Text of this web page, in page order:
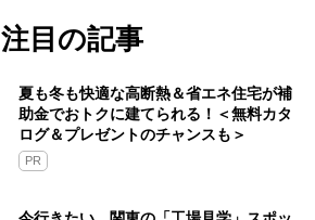
注目の記事
夏も冬も快適な高断熱＆省エネ住宅が補
助金でおトクに建てられる！＜無料カタ
ログ＆プレゼントのチャンスも＞
PR